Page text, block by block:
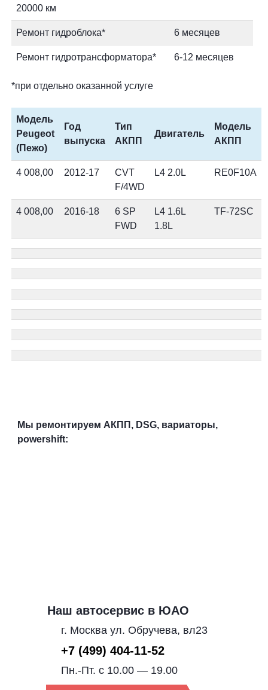
20000 км
Ремонт гидроблока* 6 месяцев
Ремонт гидротрансформатора* 6-12 месяцев
*при отдельно оказанной услуге
Модель
Peugeot
(Пежо)
Год
выпуска
Тип
АКПП
Двигатель
Модель
АКПП
4 008,00 2012-17
CVT
F/4WD
L4 2.0L RE0F10A
4 008,00 2016-18
6 SP
FWD
L4 1.6L
1.8L
TF-72SC
Мы ремонтируем АКПП, DSG, вариаторы,
powershift:
Наш автосервис в ЮАО
г. Москва ул. Обручева, вл23
+7 (499) 404-11-52
Пн.-Пт. с 10.00 — 19.00